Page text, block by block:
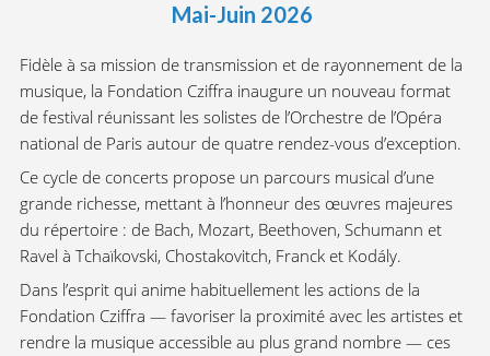
Mai-Juin 2026
Fidèle à sa mission de transmission et de rayonnement de la
musique, la Fondation Cziffra inaugure un nouveau format
de festival réunissant les solistes de l’Orchestre de l’Opéra
national de Paris autour de quatre rendez-vous d’exception.
Ce cycle de concerts propose un parcours musical d’une
grande richesse, mettant à l’honneur des œuvres majeures
du répertoire : de Bach, Mozart, Beethoven, Schumann et
Ravel à Tchaïkovski, Chostakovitch, Franck et Kodály.
Dans l’esprit qui anime habituellement les actions de la
Fondation Cziffra — favoriser la proximité avec les artistes et
rendre la musique accessible au plus grand nombre — ces